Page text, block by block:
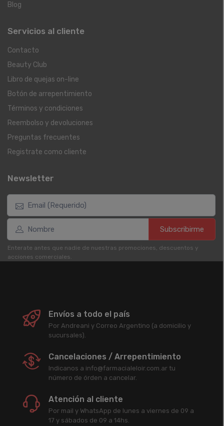
Blog
Servicios al cliente
Contacto
Beauty Club
Libro de quejas on-line
Botón de arrepentimiento
Términos y condiciones
Reembolso y devoluciones
Preguntas frecuentes
Registrate como cliente
Newsletter
Subscribirme
Enterate antes que nadie de nuestras promociones, descuentos y
acciones comerciales.
Envíos a todo el país
Por Andreani y Correo Argentino (a domicilio y
sucursales).
Cancelaciones / Arrepentimiento
Indicanos a info@farmacialeloir.com.ar tu
número de órden a cancelar.
Atención al cliente
Por mail y WhatsApp de lunes a viernes de 09 a
17 y sábados de 09 a 14hs.